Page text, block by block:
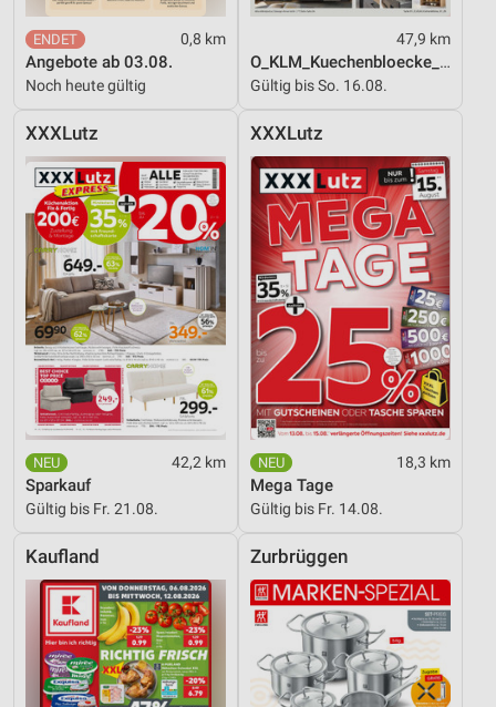
0,8 km
Angebote ab 03.08.
Noch heute gültig
47,9 km
O_KLM_Kuechenbloecke_01_26_ES
Gültig bis So. 16.08.
XXXLutz
42,2 km
Sparkauf
Gültig bis Fr. 21.08.
XXXLutz
18,3 km
Mega Tage
Gültig bis Fr. 14.08.
Kaufland Zurbrüggen